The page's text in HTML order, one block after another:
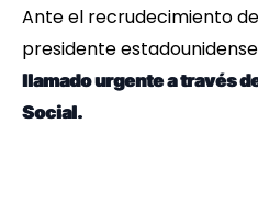
Ante el recrudecimiento
presidente
llamado urgente a través
Social.